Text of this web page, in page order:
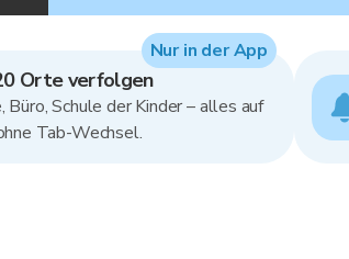
Orte verfolgen
Büro, Schule der Kinder – alles auf
Tab-Wechsel.
Nur in der App